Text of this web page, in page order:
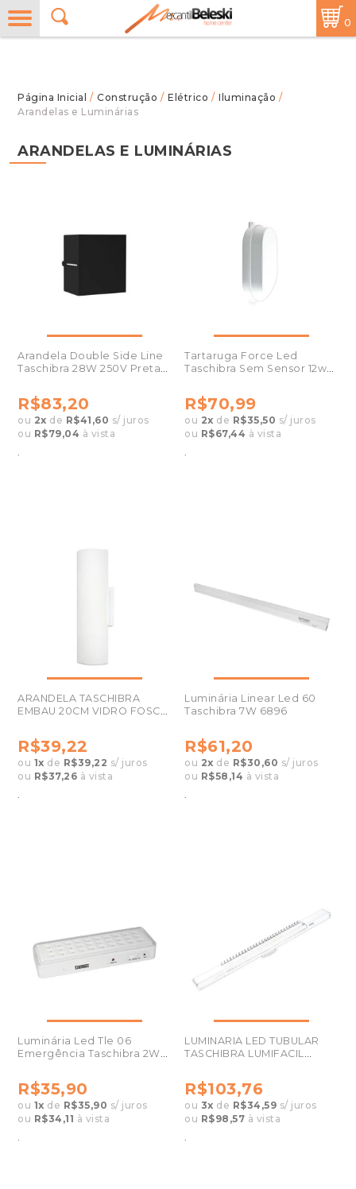
0
/ Construção / Elétrico / Iluminação /
Arandelas e Luminárias
ARANDELAS E LUMINÁRIAS
Arandela Double Side Line
Taschibra 28W 250V Preta
R$83,20
ou 2x de R$41,60 s/ juros
ou R$79,04 à vista
Tartaruga Force Led
Taschibra Sem Sensor 12w
R$70,99
ou 2x de R$35,50 s/ juros
ou R$67,44 à vista
ARANDELA TASCHIBRA
EMBAU 20CM VIDRO FOSCO
R$39,22
ou 1x de R$39,22 s/ juros
ou R$37,26 à vista
Luminária Linear Led 60
Taschibra 7W 6896
R$61,20
ou 2x de R$30,60 s/ juros
ou R$58,14 à vista
Luminária Led Tle 06
Emergência Taschibra 2W
R$35,90
ou 1x de R$35,90 s/ juros
ou R$34,11 à vista
.
LUMINARIA LED TUBULAR
TASCHIBRA LUMIFACIL
R$103,76
ou 3x de R$34,59 s/ juros
ou R$98,57 à vista
.